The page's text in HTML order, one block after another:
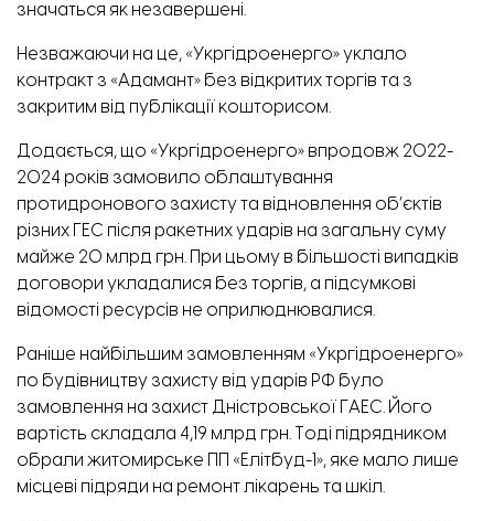
значаться як незавершені.
Незважаючи на це, «Укргідроенерго» уклало
контракт з «Адамант» без відкритих торгів та з
закритим від публікації кошторисом.
Додається, що «Укргідроенерго» впродовж 2022-
2024 років замовило облаштування
протидронового захисту та відновлення об’єктів
різних ГЕС після ракетних ударів на загальну суму
майже 20 млрд грн. При цьому в більшості випадків
договори укладалися без торгів, а підсумкові
відомості ресурсів не оприлюднювалися.
Раніше найбільшим замовленням «Укргідроенерго»
по будівництву захисту від ударів РФ було
замовлення на захист Дністровської ГАЕС. Його
вартість складала 4,19 млрд грн. Тоді підрядником
обрали житомирське ПП «Елітбуд-1», яке мало лише
місцеві підряди на ремонт лікарень та шкіл.